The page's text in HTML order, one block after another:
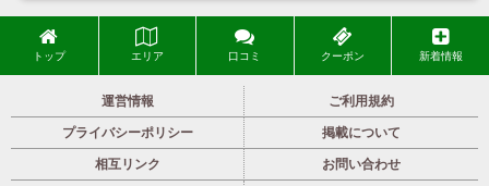
トップ エリア 口コミ クーポン 新着情報
運営情報 ご利用規約
プライバシーポリシー 掲載について
相互リンク お問い合わせ